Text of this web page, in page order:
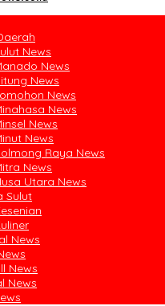
News
News
News
News
News
News
News
Raya News
News
Utara News
Sulut
News
News
News